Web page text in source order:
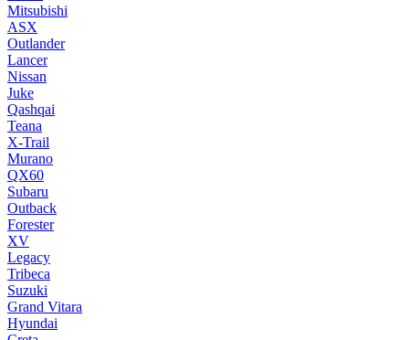
Mitsubishi
ASX
Outlander
Lancer
Nissan
Juke
Qashqai
Teana
X-Trail
Murano
QX60
Subaru
Outback
Forester
XV
Legacy
Tribeca
Suzuki
Grand Vitara
Hyundai